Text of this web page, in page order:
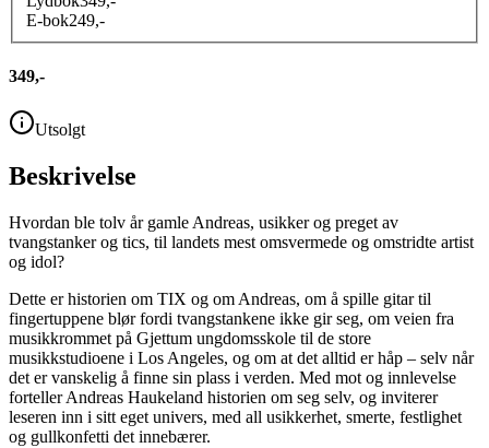
E-bok249,-
349,-
Utsolgt
Beskrivelse
Hvordan ble tolv år gamle Andreas, usikker og preget av
tvangstanker og tics, til landets mest omsvermede og omstridte artist
og idol?
Dette er historien om TIX og om Andreas, om å spille gitar til
fingertuppene blør fordi tvangstankene ikke gir seg, om veien fra
musikkrommet på Gjettum ungdomsskole til de store
musikkstudioene i Los Angeles, og om at det alltid er håp – selv når
det er vanskelig å finne sin plass i verden. Med mot og innlevelse
forteller Andreas Haukeland historien om seg selv, og inviterer
leseren inn i sitt eget univers, med all usikkerhet, smerte, festlighet
og gullkonfetti det innebærer.